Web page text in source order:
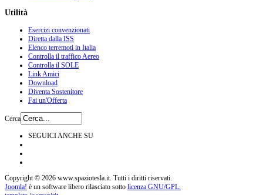
Utilità
Esercizi convenzionati
Diretta dalla ISS
Elenco terremoti in Italia
Controlla il traffico Aereo
Controlla il SOLE
Link Amici
Download
Diventa Sostenitore
Fai un'Offerta
Cerca
SEGUICI ANCHE SU
Copyright © 2026 www.spaziotesla.it. Tutti i diritti riservati.
Joomla! è un software libero rilasciato sotto licenza GNU/GPL.